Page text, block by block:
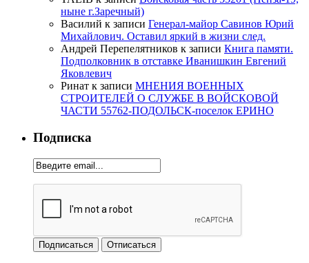
ныне г.Заречный)
Василий к записи Генерал-майор Савинов Юрий
Михайлович. Оставил яркий в жизни след.
Андрей Перепелятников к записи Книга памяти.
Подполковник в отставке Иванишкин Евгений
Яковлевич
Ринат к записи МНЕНИЯ ВОЕННЫХ
СТРОИТЕЛЕЙ О СЛУЖБЕ В ВОЙСКОВОЙ
ЧАСТИ 55762-ПОДОЛЬСК-поселок ЕРИНО
Подписка